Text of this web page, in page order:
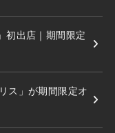
初出店｜期間限定
ス」が期間限定オ